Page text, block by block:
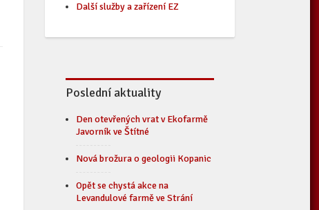
Další služby a zařízení EZ
Poslední aktuality
Den otevřených vrat v Ekofarmě
Javorník ve Štítné
Nová brožura o geologii Kopanic
Opět se chystá akce na
Levandulové farmě ve Strání